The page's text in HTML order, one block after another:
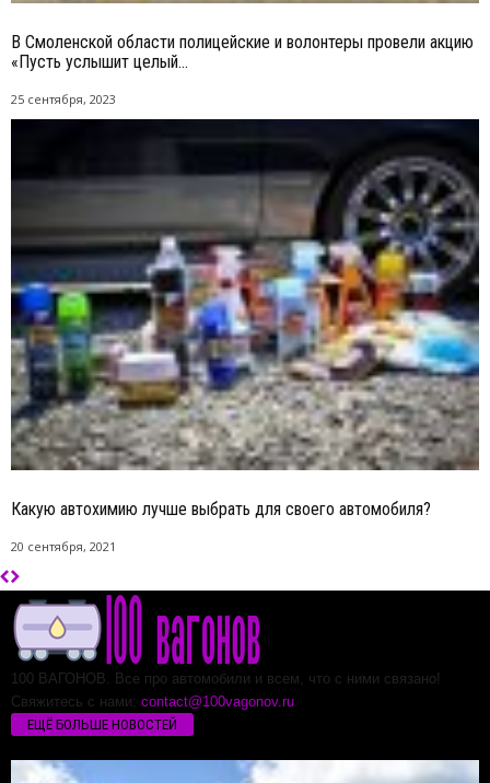
В Смоленской области полицейские и волонтеры провели акцию
«Пусть услышит целый...
25 сентября, 2023
Какую автохимию лучше выбрать для своего автомобиля?
20 сентября, 2021
100 ВАГОНОВ. Все про автомобили и всем, что с ними связано!
Свяжитесь с нами: contact@100vagonov.ru
ЕЩЁ БОЛЬШЕ НОВОСТЕЙ